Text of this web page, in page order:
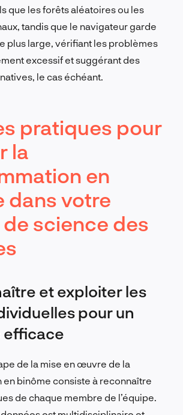
que les forêts aléatoires ou les
tandis que le navigateur garde
plus large, vérifiant les problèmes
excessif et suggérant des
le cas échéant.
pratiques pour
la
en
dans votre
science des
et exploiter les
pour un
efficace
de la mise en œuvre de la
binôme consiste à reconnaître
de chaque membre de l’équipe.